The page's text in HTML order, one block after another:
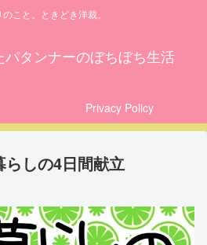
こと。ときどき洋裁。
タンナーのぼちぼち生活
Privacy Policy
らしの4日間献立